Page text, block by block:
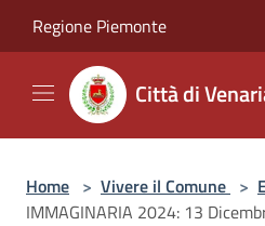
Regione Piemonte
Città di
Home > Vivere il Comune >
IMMAGINARIA 2024: 13